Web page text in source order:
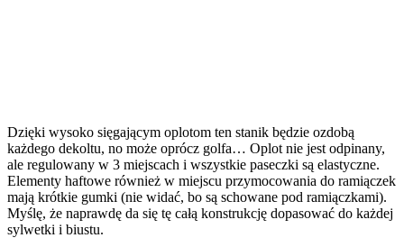
Dzięki wysoko sięgającym oplotom ten stanik będzie ozdobą
każdego dekoltu, no może oprócz golfa… Oplot nie jest odpinany,
ale regulowany w 3 miejscach i wszystkie paseczki są elastyczne.
Elementy haftowe również w miejscu przymocowania do ramiączek
mają krótkie gumki (nie widać, bo są schowane pod ramiączkami).
Myślę, że naprawdę da się tę całą konstrukcję dopasować do każdej
sylwetki i biustu.